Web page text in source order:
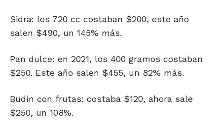
Sidra: los 720 cc costaban $200, este año
salen $490, un 145% más.
Pan dulce: en 2021, los 400 gramos costaban
$250. Este año salen $455, un 82% más.
Budín con frutas: costaba $120, ahora sale
$250, un 108%.